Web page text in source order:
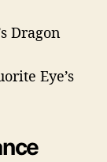
Dragon
Eye’s